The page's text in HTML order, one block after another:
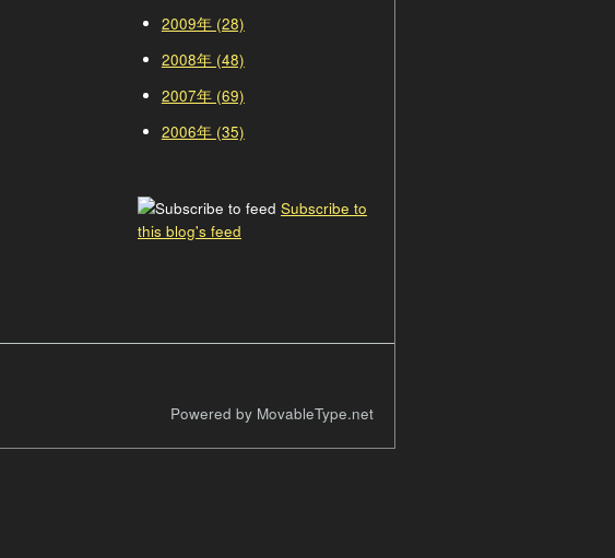
2009年 (28)
2008年 (48)
2007年 (69)
2006年 (35)
Subscribe to
this blog's feed
Powered by MovableType.net